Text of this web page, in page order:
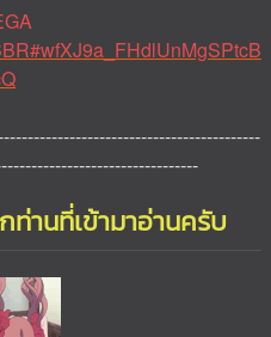
านที่เข้ามาอ่านครับ